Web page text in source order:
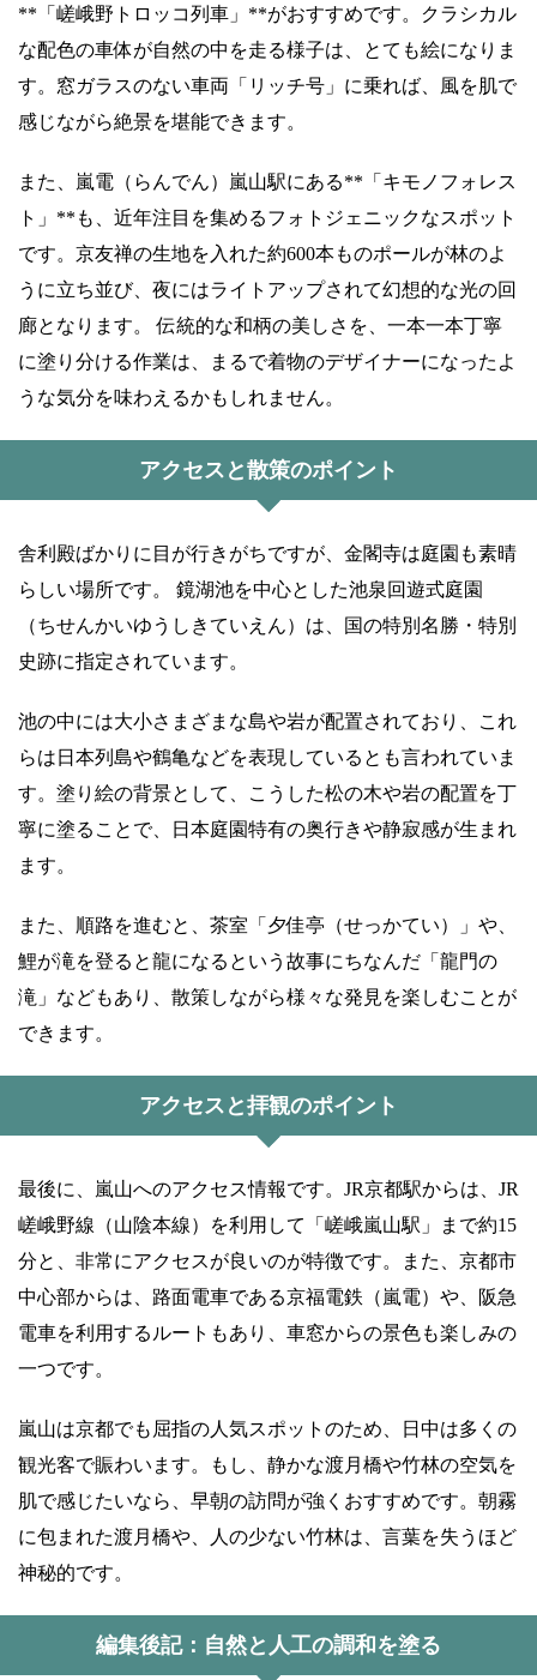
**「嵯峨野トロッコ列車」**がおすすめです。クラシカル
な配色の車体が自然の中を走る様子は、とても絵になりま
す。窓ガラスのない車両「リッチ号」に乗れば、風を肌で
感じながら絶景を堪能できます。
また、嵐電（らんでん）嵐山駅にある**「キモノフォレス
ト」**も、近年注目を集めるフォトジェニックなスポット
です。京友禅の生地を入れた約600本ものポールが林のよ
うに立ち並び、夜にはライトアップされて幻想的な光の回
廊となります。 伝統的な和柄の美しさを、一本一本丁寧
に塗り分ける作業は、まるで着物のデザイナーになったよ
うな気分を味わえるかもしれません。
アクセスと散策のポイント
舎利殿ばかりに目が行きがちですが、金閣寺は庭園も素晴
らしい場所です。 鏡湖池を中心とした池泉回遊式庭園
（ちせんかいゆうしきていえん）は、国の特別名勝・特別
史跡に指定されています。
池の中には大小さまざまな島や岩が配置されており、これ
らは日本列島や鶴亀などを表現しているとも言われていま
す。塗り絵の背景として、こうした松の木や岩の配置を丁
寧に塗ることで、日本庭園特有の奥行きや静寂感が生まれ
ます。
また、順路を進むと、茶室「夕佳亭（せっかてい）」や、
鯉が滝を登ると龍になるという故事にちなんだ「龍門の
滝」などもあり、散策しながら様々な発見を楽しむことが
できます。
アクセスと拝観のポイント
最後に、嵐山へのアクセス情報です。JR京都駅からは、JR
嵯峨野線（山陰本線）を利用して「嵯峨嵐山駅」まで約15
分と、非常にアクセスが良いのが特徴です。また、京都市
中心部からは、路面電車である京福電鉄（嵐電）や、阪急
電車を利用するルートもあり、車窓からの景色も楽しみの
一つです。
嵐山は京都でも屈指の人気スポットのため、日中は多くの
観光客で賑わいます。もし、静かな渡月橋や竹林の空気を
肌で感じたいなら、早朝の訪問が強くおすすめです。朝霧
に包まれた渡月橋や、人の少ない竹林は、言葉を失うほど
神秘的です。
編集後記：自然と人工の調和を塗る